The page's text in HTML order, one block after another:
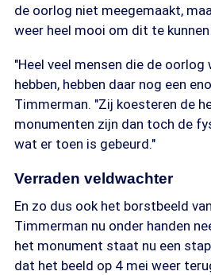
de oorlog niet meegemaakt,
weer heel mooi om dit te kunnen
"Heel veel mensen die de
hebben, hebben daar nog een
Timmerman. "Zij koesteren de
monumenten zijn dan toch de
wat er toen is gebeurd."
Verraden veldwachter
En zo dus ook het borstbeeld
Timmerman nu onder handen
het monument staat nu een
dat het beeld op 4 mei weer